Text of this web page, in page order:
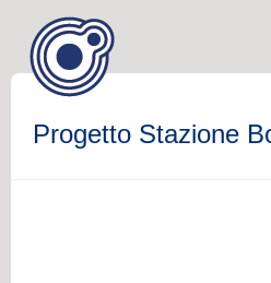
Progetto Stazione